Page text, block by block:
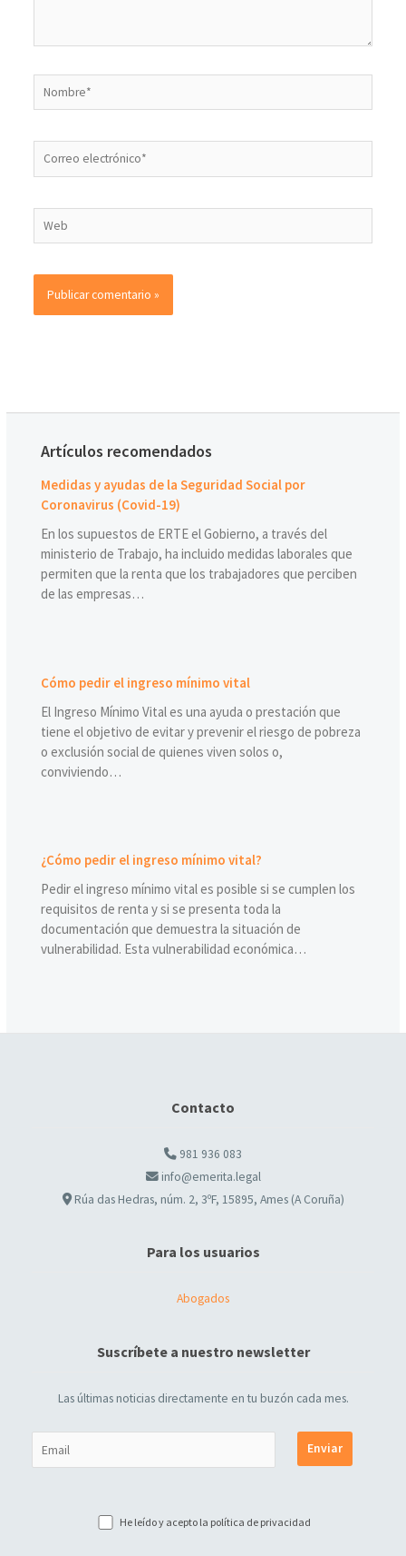
Artículos recomendados
Medidas y ayudas de la Seguridad Social por
Coronavirus (Covid-19)
En los supuestos de ERTE el Gobierno, a través del
ministerio de Trabajo, ha incluido medidas laborales que
permiten que la renta que los trabajadores que perciben
de las empresas…
Cómo pedir el ingreso mínimo vital
El Ingreso Mínimo Vital es una ayuda o prestación que
tiene el objetivo de evitar y prevenir el riesgo de pobreza
o exclusión social de quienes viven solos o,
conviviendo…
¿Cómo pedir el ingreso mínimo vital?
Pedir el ingreso mínimo vital es posible si se cumplen los
requisitos de renta y si se presenta toda la
documentación que demuestra la situación de
vulnerabilidad. Esta vulnerabilidad económica…
Contacto
981 936 083
info@emerita.legal
Rúa das Hedras, núm. 2, 3ºF, 15895, Ames (A Coruña)
Para los usuarios
Abogados
Suscríbete a nuestro newsletter
Las últimas noticias directamente en tu buzón cada mes.
He leído y acepto la política de privacidad